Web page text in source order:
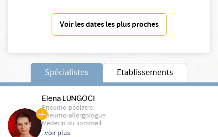
Voir les dates les plus proches
Spécialistes Etablissements
Elena LUNGOCI
Pneumo-pédiatre
Pneumo-allergologue
Médecin du sommeil
..voir plus